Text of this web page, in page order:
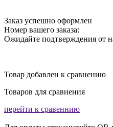
Заказ успешно оформлен
Номер вашего заказа:
Ожидайте подтверждения от
Товар добавлен к сравнению
Товаров для сравнения
перейти к сравеннию